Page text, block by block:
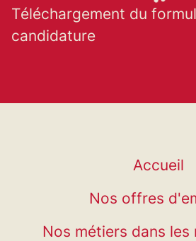
Téléchargement du
candidature
Accueil
Nos offres
Nos métiers dans les